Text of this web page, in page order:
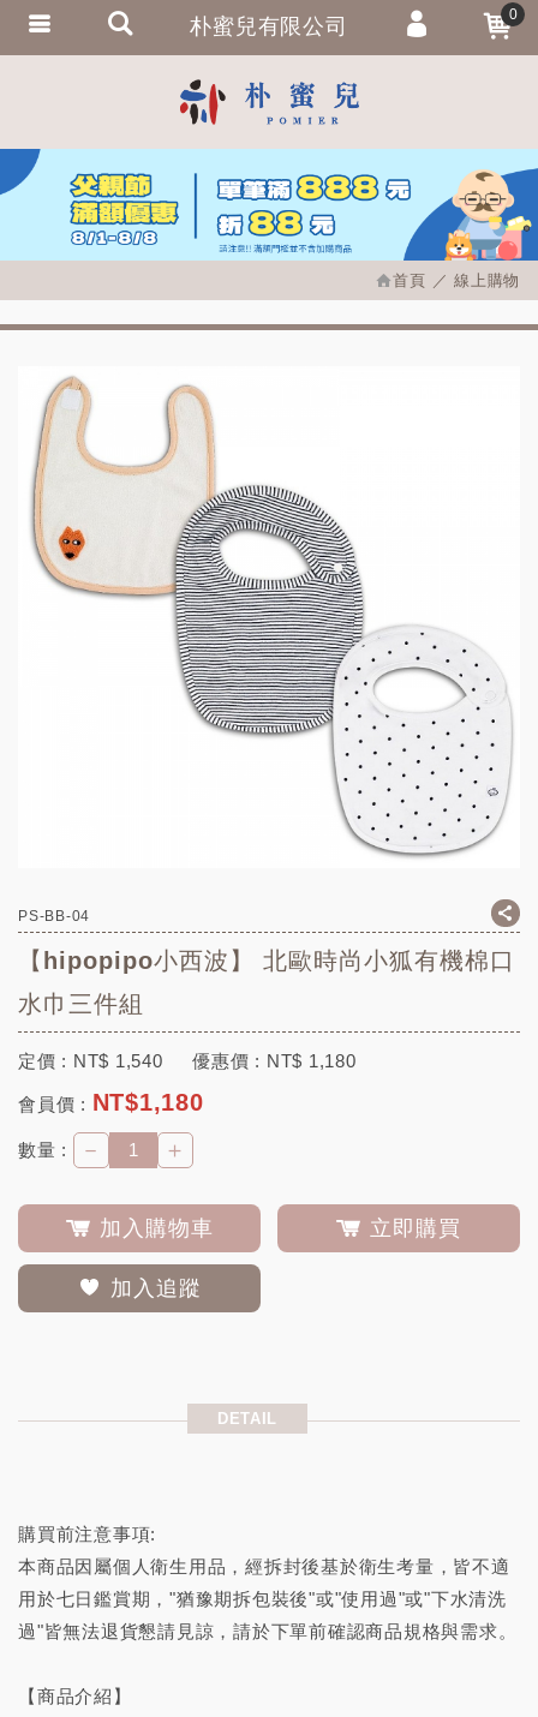
首頁 線上購物
PS-BB-04
【hipopipo小西波】 北歐時尚小狐有機棉口
水巾三件組
定價 : NT$ 1,540 優惠價 : NT$ 1,180
會員價 : NT$1,180
數量 : － ＋
加入購物車 立即購買
加入追蹤
DETAIL
購買前注意事項:
本商品因屬個人衛生用品，經拆封後基於衛生考量，皆不適
用於七日鑑賞期，"猶豫期拆包裝後"或"使用過"或"下水清洗
過"皆無法退貨懇請見諒，請於下單前確認商品規格與需求。
​​​​​​​【商品介紹】
朴蜜兒有限公司 0
會員登入
會員註冊
忘記密碼
訂單查詢
匯款通知
繁體中文